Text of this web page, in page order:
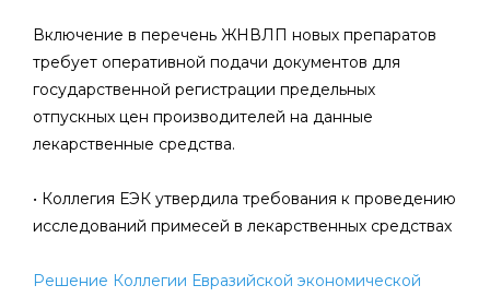
Включение в перечень ЖНВЛП новых препаратов
требует оперативной подачи документов для
государственной регистрации предельных
отпускных цен производителей на данные
лекарственные средства.
• Коллегия ЕЭК утвердила требования к проведению
исследований примесей в лекарственных средствах
Решение Коллегии Евразийской экономической